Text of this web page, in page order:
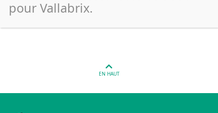
Publié le 26 janvier 2022
EN HAUT
pour Vallabrix.